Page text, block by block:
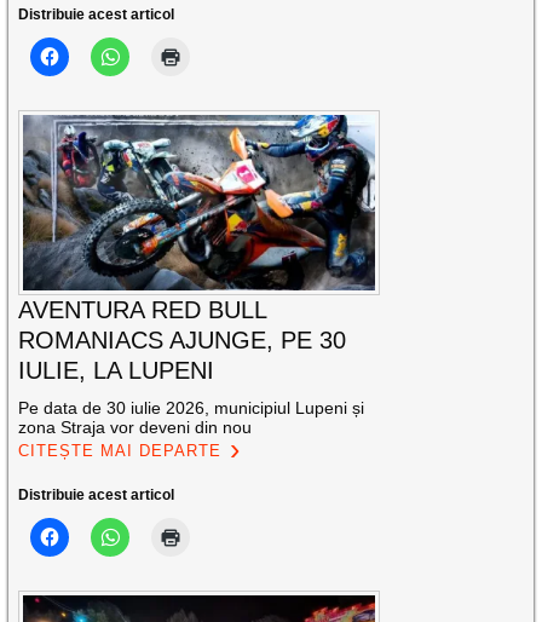
Distribuie acest articol
AVENTURA RED BULL
ROMANIACS AJUNGE, PE 30
IULIE, LA LUPENI
Pe data de 30 iulie 2026, municipiul Lupeni și
zona Straja vor deveni din nou
CITEȘTE MAI DEPARTE
Distribuie acest articol